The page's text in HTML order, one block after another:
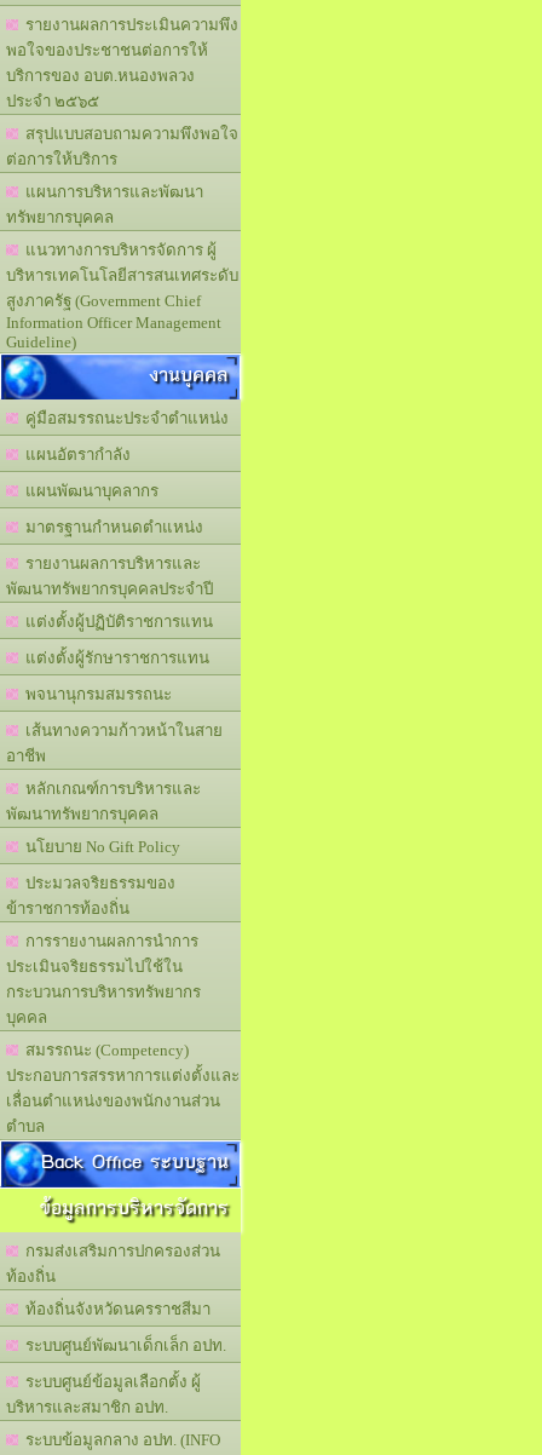
รายงานผลการประเมินความพึง
พอใจของประชาชนต่อการให้
บริการของ อบต.หนองพลวง
ประจำ ๒๕๖๕
สรุปแบบสอบถามความพึงพอใจ
ต่อการให้บริการ
แผนการบริหารและพัฒนา
ทรัพยากรบุคคล
แนวทางการบริหารจัดการ ผู้
บริหารเทคโนโลยีสารสนเทศระดับ
สูงภาครัฐ (Government Chief
Information Officer Management
Guideline)
งานบุคคล
คู่มือสมรรถนะประจำตำแหน่ง
แผนอัตรากำลัง
แผนพัฒนาบุคลากร
มาตรฐานกำหนดตำแหน่ง
รายงานผลการบริหารและ
พัฒนาทรัพยากรบุคคลประจำปี
แต่งตั้งผู้ปฏิบัติราชการแทน
แต่งตั้งผู้รักษาราชการแทน
พจนานุกรมสมรรถนะ
เส้นทางความก้าวหน้าในสาย
อาชีพ
หลักเกณฑ์การบริหารและ
พัฒนาทรัพยากรบุคคล
นโยบาย No Gift Policy
ประมวลจริยธรรมของ
ข้าราชการท้องถิ่น
การรายงานผลการนำการ
ประเมินจริยธรรมไปใช้ใน
กระบวนการบริหารทรัพยากร
บุคคล
สมรรถนะ (Competency)
ประกอบการสรรหาการแต่งตั้งและ
เลื่อนตำแหน่งของพนักงานส่วน
ตำบล
Back Office ระบบฐาน
ข้อมูลการบริหารจัดการ
กรมส่งเสริมการปกครองส่วน
ท้องถิ่น
ท้องถิ่นจังหวัดนครราชสีมา
ระบบศูนย์พัฒนาเด็กเล็ก อปท.
ระบบศูนย์ข้อมูลเลือกตั้ง ผู้
บริหารและสมาชิก อปท.
ระบบข้อมูลกลาง อปท. (INFO